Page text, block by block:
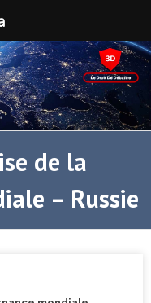
de la
– Russie